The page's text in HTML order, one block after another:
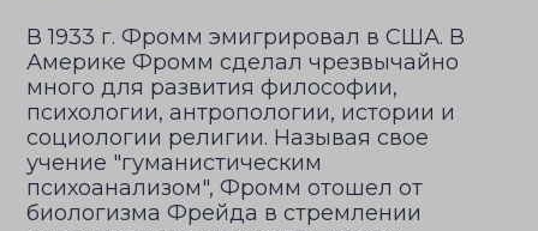
В 1933 г. Фромм эмигрировал в США. В
Америке Фромм сделал чрезвычайно
много для развития философии,
психологии, антропологии, истории и
социологии религии. Называя свое
учение "гуманистическим
психоанализом", Фромм отошел от
биологизма Фрейда в стремлении